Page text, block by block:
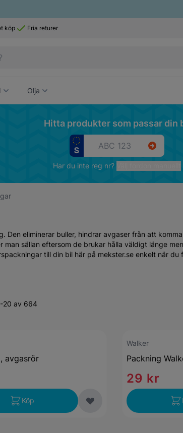
köp Fria returer
Olja
Hitta produkter som passar din
Har du inte reg nr?
Den eliminerar buller, hindrar avgaser från att
sällan eftersom de brukar hålla väldigt länge
till din bil här på mekster.se enkelt när
20 av 664
avgasrör
Köp
Walker
Packning
29 kr